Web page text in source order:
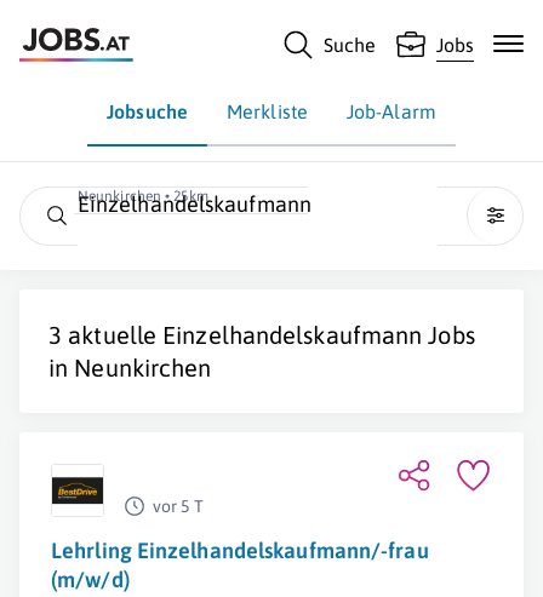
Suche Jobs
Jobsuche Merkliste Job-Alarm
Neunkirchen • 25km
Einzelhandelskaufmann
3 aktuelle Einzelhandelskaufmann Jobs
in Neunkirchen
vor 5 T
Lehrling Einzelhandelskaufmann/-frau
(m/w/d)